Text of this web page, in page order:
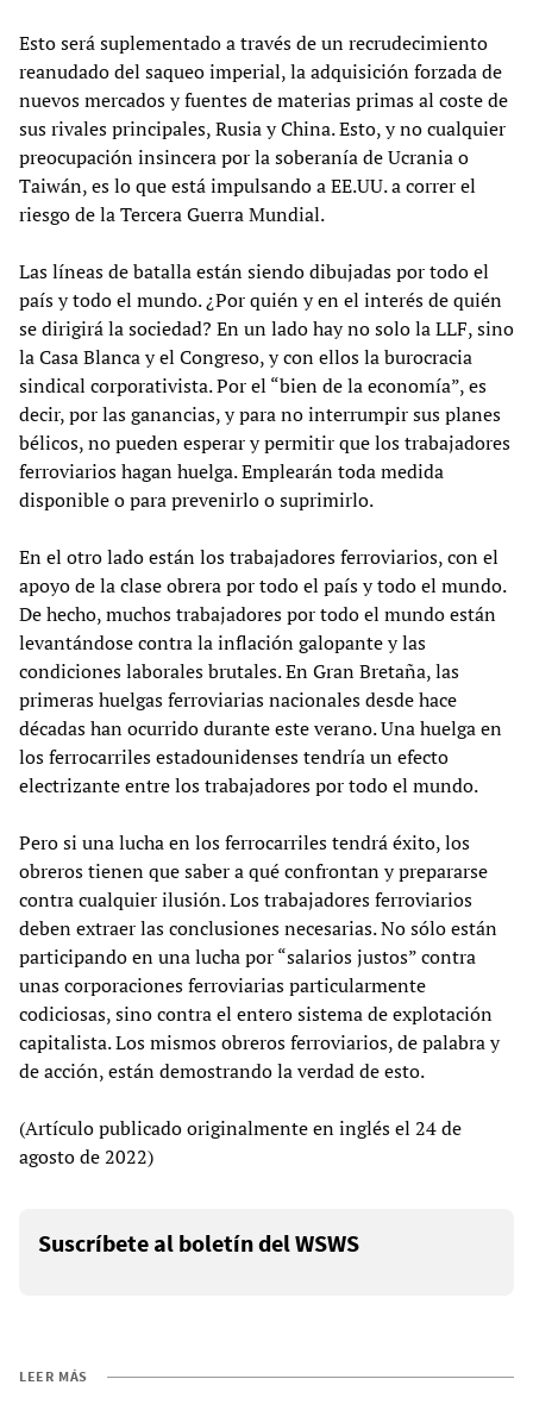
Esto será suplementado a través de un recrudecimiento
reanudado del saqueo imperial, la adquisición forzada de
nuevos mercados y fuentes de materias primas al coste de
sus rivales principales, Rusia y China. Esto, y no cualquier
preocupación insincera por la soberanía de Ucrania o
Taiwán, es lo que está impulsando a EE.UU. a correr el
riesgo de la Tercera Guerra Mundial.
Las líneas de batalla están siendo dibujadas por todo el
país y todo el mundo. ¿Por quién y en el interés de quién
se dirigirá la sociedad? En un lado hay no solo la LLF, sino
la Casa Blanca y el Congreso, y con ellos la burocracia
sindical corporativista. Por el “bien de la economía”, es
decir, por las ganancias, y para no interrumpir sus planes
bélicos, no pueden esperar y permitir que los trabajadores
ferroviarios hagan huelga. Emplearán toda medida
disponible o para prevenirlo o suprimirlo.
En el otro lado están los trabajadores ferroviarios, con el
apoyo de la clase obrera por todo el país y todo el mundo.
De hecho, muchos trabajadores por todo el mundo están
levantándose contra la inflación galopante y las
condiciones laborales brutales. En Gran Bretaña, las
primeras huelgas ferroviarias nacionales desde hace
décadas han ocurrido durante este verano. Una huelga en
los ferrocarriles estadounidenses tendría un efecto
electrizante entre los trabajadores por todo el mundo.
Pero si una lucha en los ferrocarriles tendrá éxito, los
obreros tienen que saber a qué confrontan y prepararse
contra cualquier ilusión. Los trabajadores ferroviarios
deben extraer las conclusiones necesarias. No sólo están
participando en una lucha por “salarios justos” contra
unas corporaciones ferroviarias particularmente
codiciosas, sino contra el entero sistema de explotación
capitalista. Los mismos obreros ferroviarios, de palabra y
de acción, están demostrando la verdad de esto.
(Artículo publicado originalmente en inglés el 24 de
agosto de 2022)
Suscríbete al boletín del WSWS
LEER MÁS